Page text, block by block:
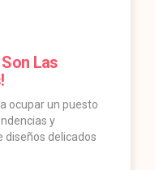
Las
ocupar un puesto
y
diseños delicados